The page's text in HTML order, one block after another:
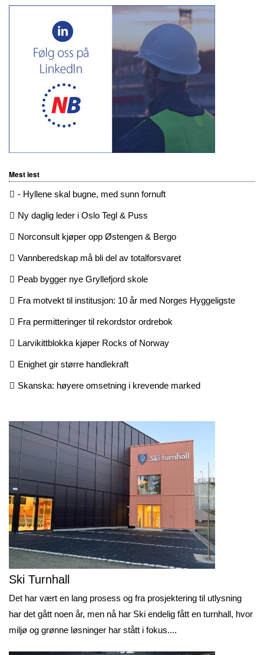
Mest lest
- Hyllene skal bugne, med sunn fornuft
Ny daglig leder i Oslo Tegl & Puss
Norconsult kjøper opp Østengen & Bergo
Vannberedskap må bli del av totalforsvaret
Peab bygger nye Gryllefjord skole
Fra motvekt til institusjon: 10 år med Norges Hyggeligste
Fra permitteringer til rekordstor ordrebok
Larvikittblokka kjøper Rocks of Norway
Enighet gir større handlekraft
Skanska: høyere omsetning i krevende marked
Ski Turnhall
Det har vært en lang prosess og fra prosjektering til utlysning
har det gått noen år, men nå har Ski endelig fått en turnhall, hvor
miljø og grønne løsninger har stått i fokus....